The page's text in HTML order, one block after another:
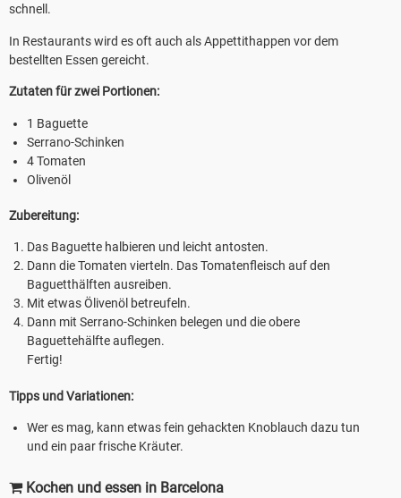
schnell.
In Restaurants wird es oft auch als Appettithappen vor dem
bestellten Essen gereicht.
Zutaten für zwei Portionen:
1 Baguette
Serrano-Schinken
4 Tomaten
Olivenöl
Zubereitung:
Das Baguette halbieren und leicht antosten.
Dann die Tomaten vierteln. Das Tomatenfleisch auf den
Baguetthälften ausreiben.
Mit etwas Ölivenöl betreufeln.
Dann mit Serrano-Schinken belegen und die obere
Baguettehälfte auflegen.
Fertig!
Tipps und Variationen:
Wer es mag, kann etwas fein gehackten Knoblauch dazu tun
und ein paar frische Kräuter.
Kochen und essen in Barcelona